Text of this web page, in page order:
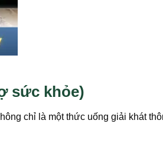
sức khỏe)
chỉ là một thức uống giải khát